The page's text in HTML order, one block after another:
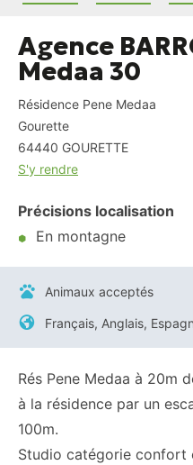
Agence
Medaa 30
Résidence Pene Medaa
Gourette
64440 GOURETTE
S'y rendre
Précisions localisation
En montagne
Animaux acceptés
Français, Anglais,
Rés Pene Medaa à 20m
à la résidence par un
100m.
Studio catégorie confort